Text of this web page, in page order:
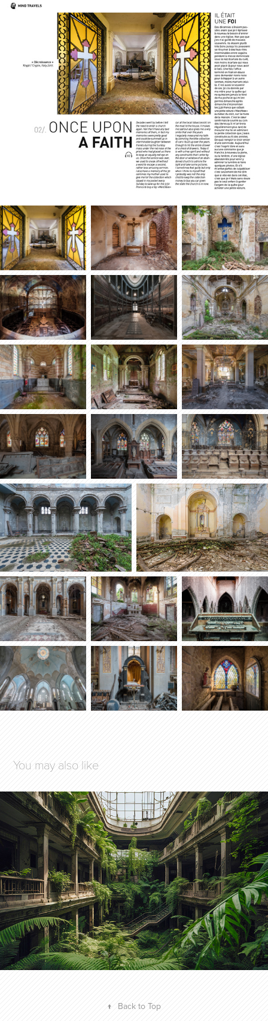
You may also like
DANS LE SILENCE DES BIBLIOTHÈQUES
2023
↑ Back to Top